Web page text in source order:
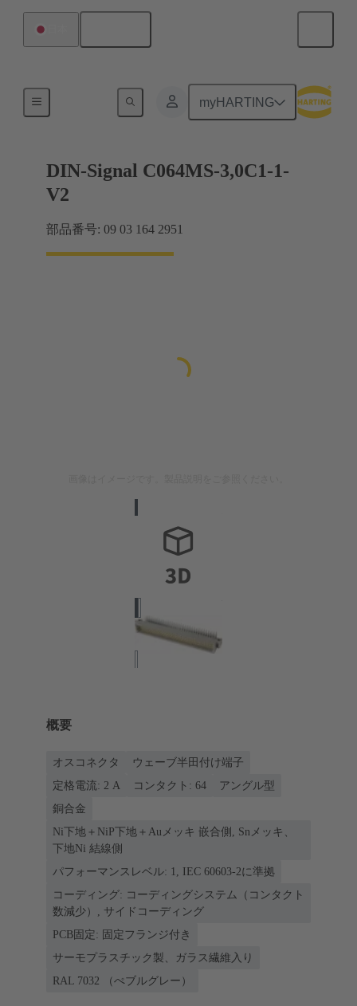
myHARTING
マザーボード ツー ドーターカード接続
DIN-Signal C064MS-3,0C1-1-
V2
部品番号: 09 03 164 2951
概要
オスコネクタ
ウェーブ半田付け端子
定格電流: ‌2 A
コンタクト: 64
アングル型
銅合金
Ni下地＋NiP下地＋Auメッキ 嵌合側, Snメッキ、
下地Ni 結線側
パフォーマンスレベル: 1, IEC 60603-2に準拠
コーディング: コーディングシステム（コンタクト
数減少）, サイドコーディング
PCB固定: 固定フランジ付き
サーモプラスチック製、ガラス繊維入り
RAL 7032 （ぺブルグレー）